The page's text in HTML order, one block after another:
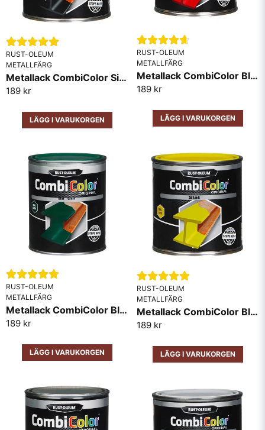
RUST-OLEUM
METALLFÄRG
Metallack CombiColor Sidenmatt Svart
189 kr
LÄGG I VARUKORGEN
RUST-OLEUM
METALLFÄRG
Metallack CombiColor Blank RAL3000 Röd
189 kr
LÄGG I VARUKORGEN
RUST-OLEUM
METALLFÄRG
Metallack CombiColor Blank RAL6005 Mörk Grön
189 kr
LÄGG I VARUKORGEN
RUST-OLEUM
METALLFÄRG
Metallack CombiColor Blank RAL1018 Gul
189 kr
LÄGG I VARUKORGEN
Måla direkt på rost
Grund och täckfärg i samma produkt
Tål värme upp till 90 grader.
Går att använda inomhus och utomhus
Torkar snabbt. Ofta torr på 1timme.
Skicka fråga